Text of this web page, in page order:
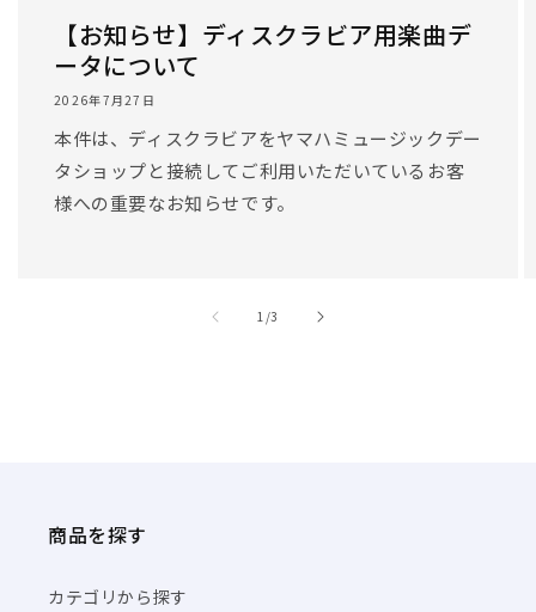
【お知らせ】ディスクラビア用楽曲デ
ータについて
2026年7月27日
本件は、ディスクラビアをヤマハミュージックデー
タショップと接続してご利用いただいているお客
様への重要なお知らせです。
1 //3
商品を探す
カテゴリから探す